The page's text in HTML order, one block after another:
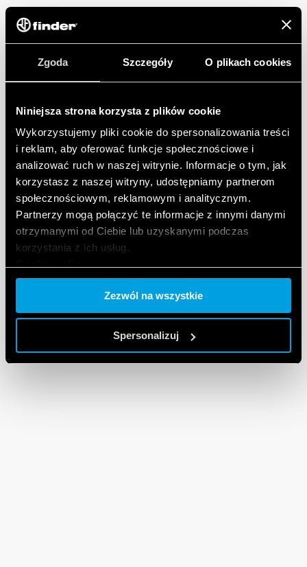
Zgoda Szczegóły O plikach cookies
Niniejsza strona korzysta z plików cookie
Wykorzystujemy pliki cookie do spersonalizowania treści
i reklam, aby oferować funkcje społecznościowe i
analizować ruch w naszej witrynie. Informacje o tym, jak
korzystasz z naszej witryny, udostępniamy partnerom
społecznościowym, reklamowym i analitycznym.
Partnerzy mogą połączyć te informacje z innymi danymi
otrzymanymi od Ciebie lub uzyskanymi podczas
korzystania z ich usług.
Zezwól na wszystkie
Spersonalizuj